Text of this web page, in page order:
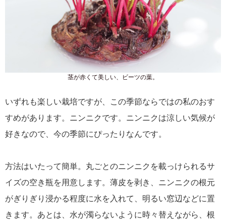
茎が赤くて美しい、ビーツの葉。
いずれも楽しい栽培ですが、この季節ならではの私のおす
すめがあります。ニンニクです。ニンニクは涼しい気候が
好きなので、今の季節にぴったりなんです。
方法はいたって簡単。丸ごとのニンニクを載っけられるサ
イズの空き瓶を用意します。薄皮を剥き、ニンニクの根元
がぎりぎり浸かる程度に水を入れて、明るい窓辺などに置
きます。あとは、水が濁らないように時々替えながら、根